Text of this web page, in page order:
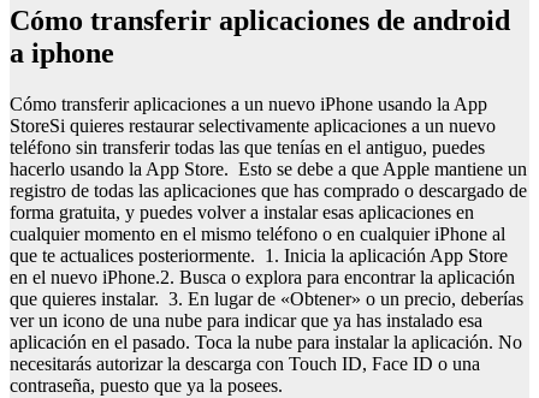
Cómo transferir aplicaciones de android
a iphone
Cómo transferir aplicaciones a un nuevo iPhone usando la App
StoreSi quieres restaurar selectivamente aplicaciones a un nuevo
teléfono sin transferir todas las que tenías en el antiguo, puedes
hacerlo usando la App Store. Esto se debe a que Apple mantiene un
registro de todas las aplicaciones que has comprado o descargado de
forma gratuita, y puedes volver a instalar esas aplicaciones en
cualquier momento en el mismo teléfono o en cualquier iPhone al
que te actualices posteriormente. 1. Inicia la aplicación App Store
en el nuevo iPhone.2. Busca o explora para encontrar la aplicación
que quieres instalar. 3. En lugar de «Obtener» o un precio, deberías
ver un icono de una nube para indicar que ya has instalado esa
aplicación en el pasado. Toca la nube para instalar la aplicación. No
necesitarás autorizar la descarga con Touch ID, Face ID o una
contraseña, puesto que ya la posees.